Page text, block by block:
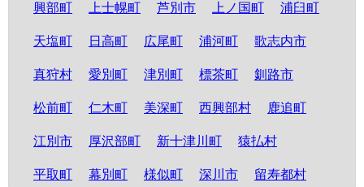
興部町 上士幌町 芦別市 上ノ国町 浦臼町
天塩町 日高町 広尾町 浦河町 歌志内市
真狩村 愛別町 津別町 標茶町 釧路市
松前町 仁木町 美深町 西興部村 鹿追町
江別市 厚沢部町 新十津川町 猿払村
平取町 幕別町 様似町 深川市 留寿都村